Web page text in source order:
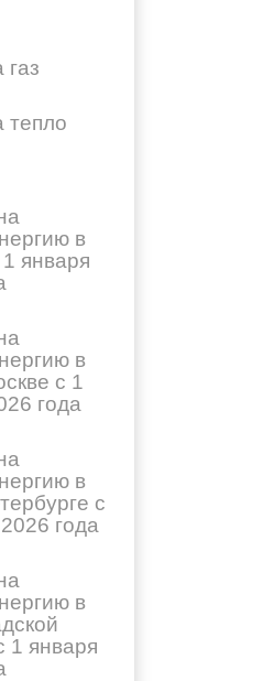
газ
тепло
в
января
в
с 1
года
в
с
года
в
1 января